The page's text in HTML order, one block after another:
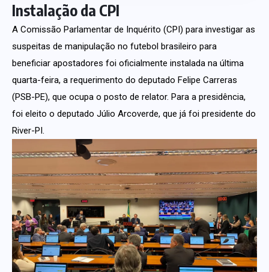
Instalação da CPI
A Comissão Parlamentar de Inquérito (CPI) para investigar as
suspeitas de manipulação no futebol brasileiro para
beneficiar apostadores foi oficialmente instalada na última
quarta-feira, a requerimento do deputado Felipe Carreras
(PSB-PE), que ocupa o posto de relator. Para a presidência,
foi eleito o deputado Júlio Arcoverde, que já foi presidente do
River-PI.